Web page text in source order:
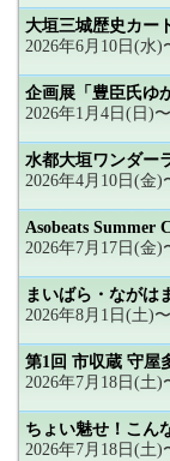
大垣三城歴史カー
2026年6月10日(水)
企画展「豊臣氏ゆ
2026年1月4日(日)
水都大垣ワンダー
2026年4月10日(金)
Asobeats Summer
2026年7月17日(金)
まいばら・ながは
2026年8月1日(土)
第1回 市収蔵 守屋
2026年7月18日(土)
ちょい魅せ！こん
2026年7月18日(土)